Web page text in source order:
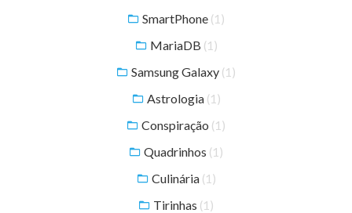
SmartPhone (1)
MariaDB (1)
Samsung Galaxy (1)
Astrologia (1)
Conspiração (1)
Quadrinhos (1)
Culinária (1)
Tirinhas (1)